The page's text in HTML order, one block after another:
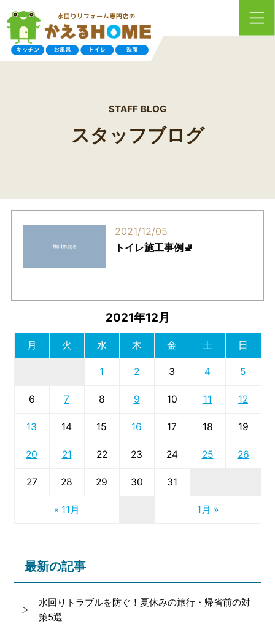
STAFF BLOG
スタッフブログ
2021/12/05
トイレ施工事例🚽
2021年12月
月 火 水 木 金 土 日
« 11月 1月 »
1 2 3 4 5
6 7 8 9 10 11 12
13 14 15 16 17 18 19
20 21 22 23 24 25 26
27 28 29 30 31
最新の記事
水回りトラブルを防ぐ！夏休みの旅行・帰省前の対
策5選